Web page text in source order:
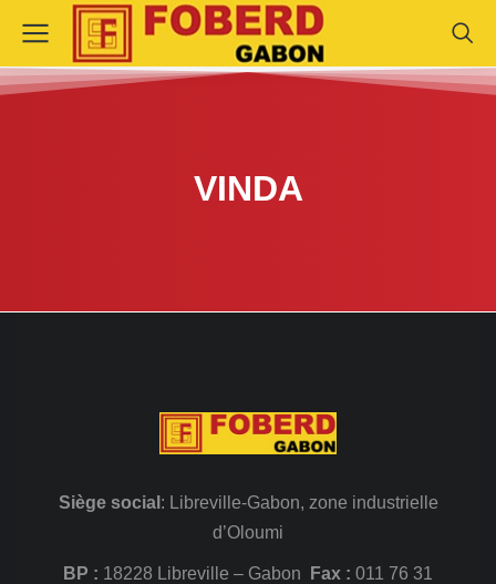
VINDA
Siège social : Libreville-Gabon, zone industrielle
d’Oloumi
BP : 18228 Libreville – Gabon Fax : 011 76 31